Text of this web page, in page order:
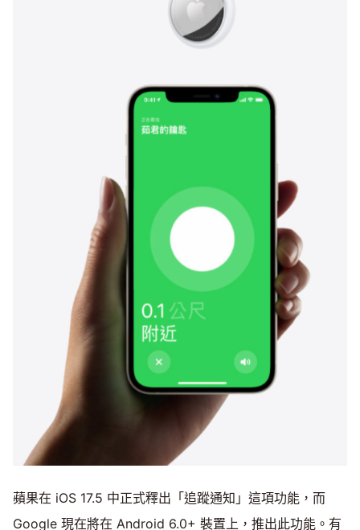
蘋果在 iOS 17.5 中正式釋出「追蹤通知」這項功能，而
Google 現在將在 Android 6.0+ 裝置上，推出此功能。有